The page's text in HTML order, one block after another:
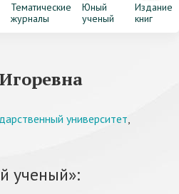
Тематические
журналы
Юный
ученый
Издание
книг
университет,
ученый»: